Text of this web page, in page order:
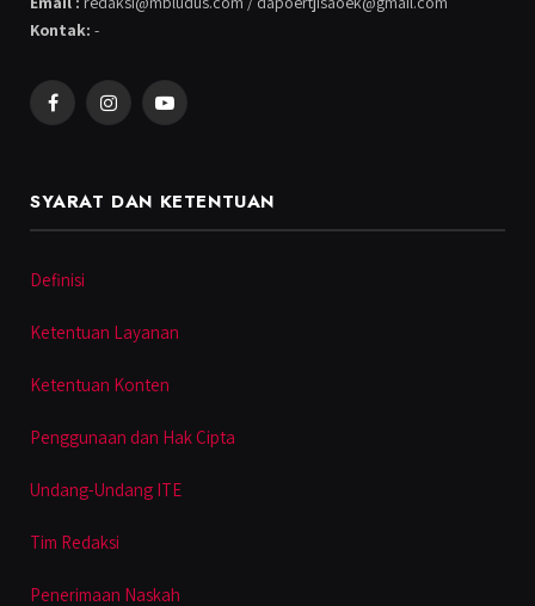
Kontak: -
FacebookInstagramYouTube
SYARAT DAN KETENTUAN
Definisi
Ketentuan Layanan
Ketentuan Konten
Penggunaan dan Hak Cipta
Undang-Undang ITE
Tim Redaksi
Penerimaan Naskah